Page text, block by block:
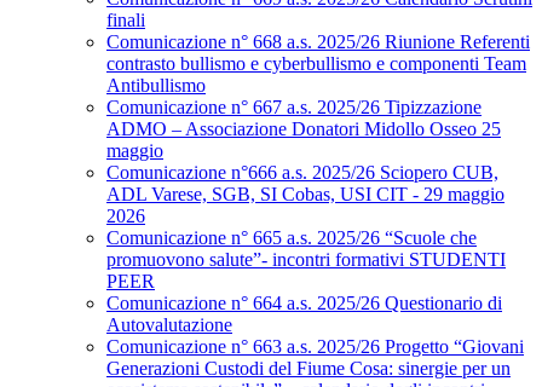
finali
Comunicazione n° 668 a.s. 2025/26 Riunione Referenti
contrasto bullismo e cyberbullismo e componenti Team
Antibullismo
Comunicazione n° 667 a.s. 2025/26 Tipizzazione
ADMO – Associazione Donatori Midollo Osseo 25
maggio
Comunicazione n°666 a.s. 2025/26 Sciopero CUB,
ADL Varese, SGB, SI Cobas, USI CIT - 29 maggio
2026
Comunicazione n° 665 a.s. 2025/26 “Scuole che
promuovono salute”- incontri formativi STUDENTI
PEER
Comunicazione n° 664 a.s. 2025/26 Questionario di
Autovalutazione
Comunicazione n° 663 a.s. 2025/26 Progetto “Giovani
Generazioni Custodi del Fiume Cosa: sinergie per un